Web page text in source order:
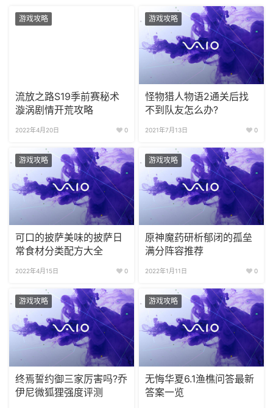
游戏攻略
流放之路S19季前赛秘术
漩涡剧情开荒攻略
2022年4月20日 0
游戏攻略
怪物猎人物语2通关后找
不到队友怎么办?
2021年7月13日 0
游戏攻略
可口的披萨美味的披萨日
常食材分类配方大全
2022年4月15日 0
游戏攻略
原神魔药研析郁闭的孤垒
满分阵容推荐
2022年1月11日 0
游戏攻略
终焉誓约御三家厉害吗?乔
伊尼微狐狸强度评测
游戏攻略
无悔华夏6.1渔樵问答最新
答案一览